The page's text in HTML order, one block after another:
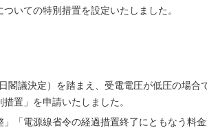
いての特別措置を設定いたしました。
閣議決定）を踏まえ、受電電圧が低圧の場合
置」を申請いたしました。
「電源線省令の経過措置終了にともなう料金